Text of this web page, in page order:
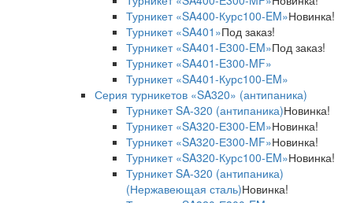
Турникет «SA400-Курс100-EM»Новинка!
Турникет «SA401»Под заказ!
Турникет «SA401-E300-EM»Под заказ!
Турникет «SA401-E300-MF»
Турникет «SA401-Курс100-EM»
Серия турникетов «SA320» (антипаника)
Турникет SA-320 (антипаника)Новинка!
Турникет «SA320-Е300-EM»Новинка!
Турникет «SA320-Е300-MF»Новинка!
Турникет «SA320-Курс100-EM»Новинка!
Турникет SA-320 (антипаника)
(Нержавеющая сталь)Новинка!